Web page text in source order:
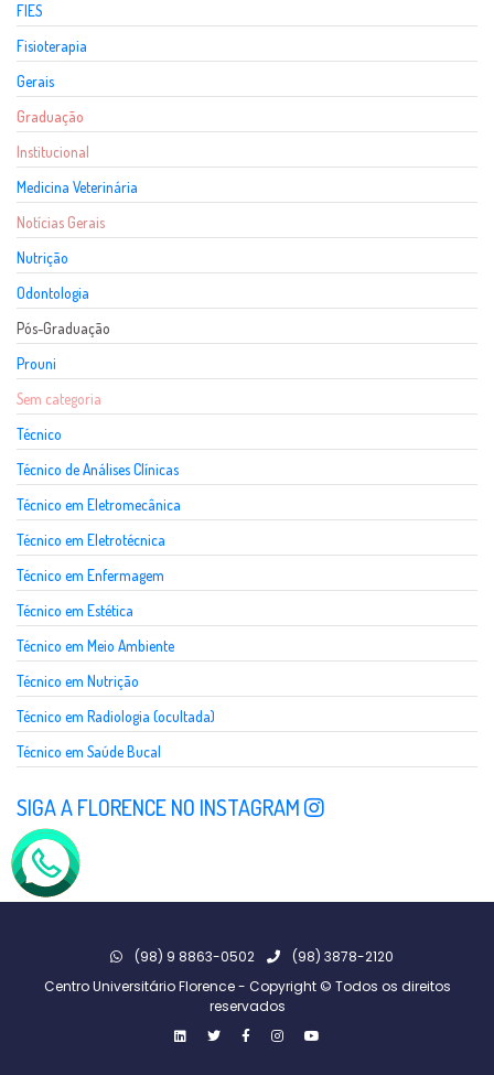
FIES
Fisioterapia
Gerais
Graduação
Institucional
Medicina Veterinária
Notícias Gerais
Nutrição
Odontologia
Pós-Graduação
Prouni
Sem categoria
Técnico
Técnico de Análises Clínicas
Técnico em Eletromecânica
Técnico em Eletrotécnica
Técnico em Enfermagem
Técnico em Estética
Técnico em Meio Ambiente
Técnico em Nutrição
Técnico em Radiologia (ocultada)
Técnico em Saúde Bucal
SIGA A FLORENCE NO INSTAGRAM
(98) 9 8863-0502
(98) 3878-2120
Centro Universitário Florence - Copyright © Todos os direitos
reservados